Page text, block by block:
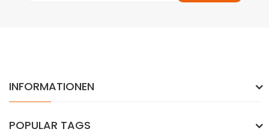
INFORMATIONEN
POPULAR TAGS